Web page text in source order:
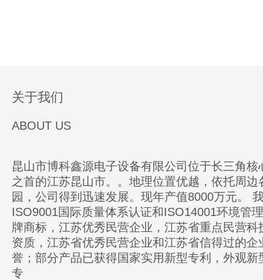
关于我们
ABOUT US
昆山市博科鑫源电子设备有限公司位于长三角核
之首的江苏昆山市。。地理位置优越，依托周边
园，公司得到迅速发展。现年产值8000万元。
ISO9001国际质量体系认证和ISO14001环境管
牌商标，江苏优秀民营企业，江苏省重点民营科
资质，江苏省优秀民营企业和江苏省信得过的企
誉；部分产品已获得国家实用新型专利，外观新
专